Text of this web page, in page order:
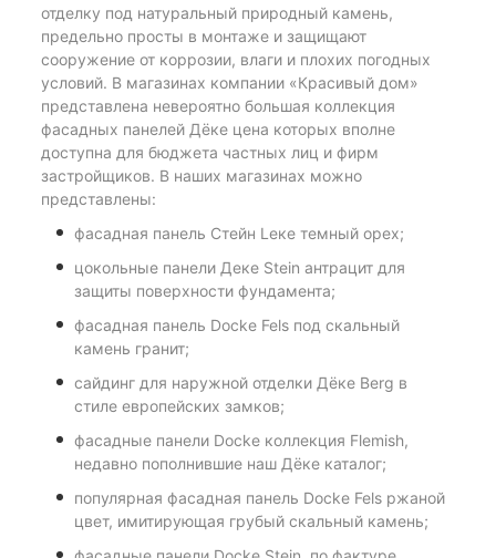
отделку под натуральный природный камень,
предельно просты в монтаже и защищают
сооружение от коррозии, влаги и плохих погодных
условий. В магазинах компании «Красивый дом»
представлена невероятно большая коллекция
фасадных панелей Дёке цена которых вполне
доступна для бюджета частных лиц и фирм
застройщиков. В наших магазинах можно
представлены:
фасадная панель Cтейн Lеке темный орех;
цокольные панели Деке Stein антрацит для
защиты поверхности фундамента;
фасадная панель Docke Fels под скальный
камень гранит;
сайдинг для наружной отделки Дёке Berg в
стиле европейских замков;
фасадные панели Docke коллекция Flemish,
недавно пополнившие наш Дёке каталог;
популярная фасадная панель Docke Fels ржаной
цвет, имитирующая грубый скальный камень;